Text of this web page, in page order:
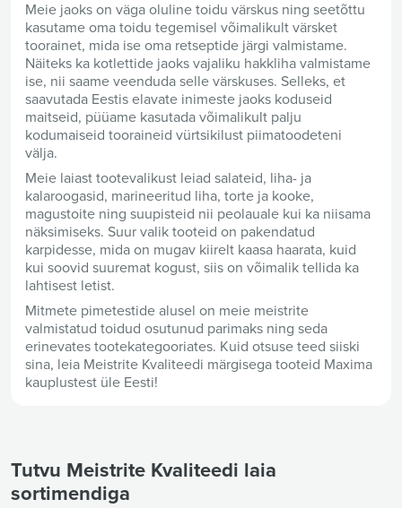
Meie jaoks on väga oluline toidu värskus ning seetõttu
kasutame oma toidu tegemisel võimalikult värsket
toorainet, mida ise oma retseptide järgi valmistame.
Näiteks ka kotlettide jaoks vajaliku hakkliha valmistame
ise, nii saame veenduda selle värskuses. Selleks, et
saavutada Eestis elavate inimeste jaoks koduseid
maitseid, püüame kasutada võimalikult palju
kodumaiseid tooraineid vürtsikilust piimatoodeteni
välja.
Meie laiast tootevalikust leiad salateid, liha- ja
kalaroogasid, marineeritud liha, torte ja kooke,
magustoite ning suupisteid nii peolauale kui ka niisama
näksimiseks. Suur valik tooteid on pakendatud
karpidesse, mida on mugav kiirelt kaasa haarata, kuid
kui soovid suuremat kogust, siis on võimalik tellida ka
lahtisest letist.
Mitmete pimetestide alusel on meie meistrite
valmistatud toidud osutunud parimaks ning seda
erinevates tootekategooriates. Kuid otsuse teed siiski
sina, leia Meistrite Kvaliteedi märgisega tooteid Maxima
kauplustest üle Eesti!
Tutvu Meistrite Kvaliteedi laia
sortimendiga